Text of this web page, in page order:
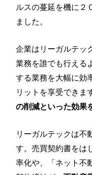
ルスの蔓延を機に２
ました。
企業はリーガルテッ
業務を誰でも行える
する業務を大幅に効
リットを享受できま
の削減といった効果
リーガルテックは不
す。売買契約書をは
率化や、「ネット不